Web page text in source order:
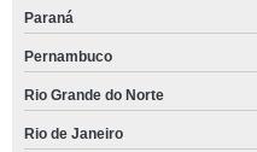
Paraná
Pernambuco
Rio Grande do Norte
Rio de Janeiro